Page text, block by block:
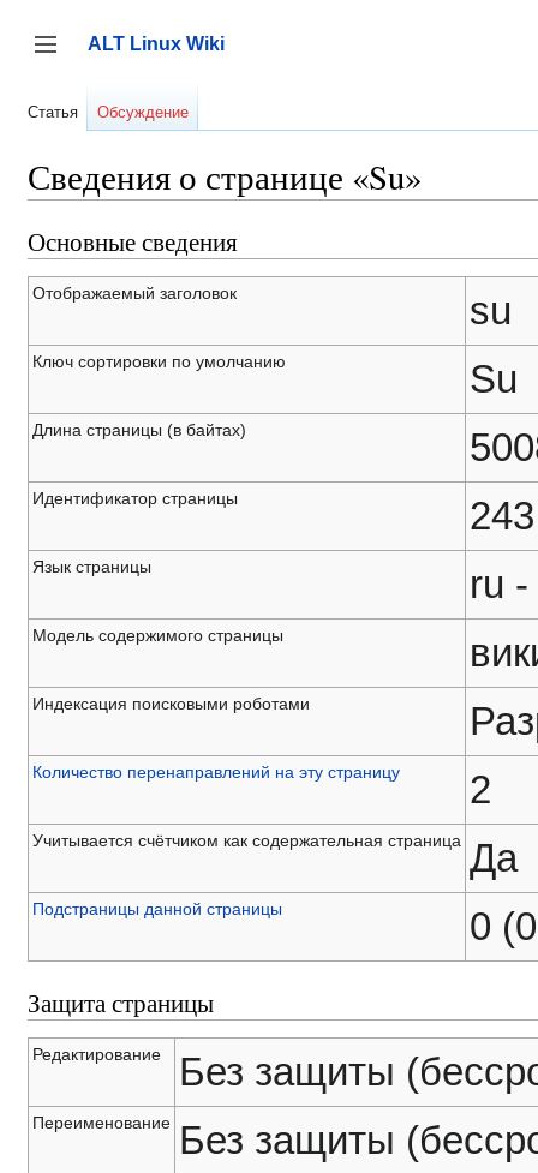
содержанию
Переключить боковую панель
ALT Linux Wiki
Статья Обсуждение
Сведения о странице «Su»
Основные сведения
Отображаемый заголовок su
Ключ сортировки по умолчанию Su
Длина страницы (в байтах)
Идентификатор страницы 243
Язык страницы ru -
Модель содержимого страницы
Индексация поисковыми роботами
Количество перенаправлений на эту страницу 2
Учитывается счётчиком как содержательная страница Да
Подстраницы данной страницы 0
Защита страницы
Редактирование Без защиты
Переименование Без защиты